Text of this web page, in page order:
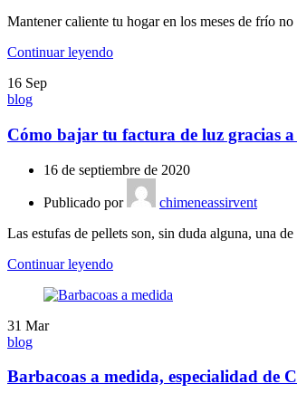
Mantener caliente tu hogar en los meses de frío
Continuar leyendo
16 Sep
blog
Cómo bajar tu factura de luz gracias
16 de septiembre de 2020
Publicado por
chimeneassirvent
Las estufas de pellets son, sin duda alguna, una
Continuar leyendo
31 Mar
blog
Barbacoas a medida, especialidad de